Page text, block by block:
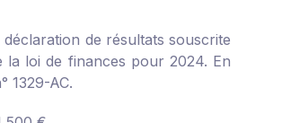
de résultats souscrite
la loi de finances pour 2024. En
1329-AC.